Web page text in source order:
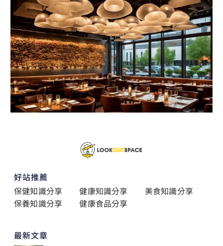
好站推薦
保健知識分享
健康知識分享
美食知識分享
保養知識分享
健康食品分享
最新文章